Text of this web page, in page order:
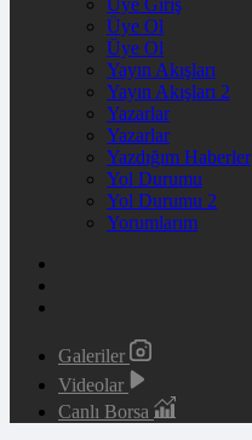
Üye Ol
Üye Ol
Yayın Akışları
Yayın Akışları 2
Yazarlar
Yazarlar
Yazdığım Haberler
Yol Durumu
Yol Durumu 2
Yorumlarım
Galeriler
Videolar
Canlı Borsa